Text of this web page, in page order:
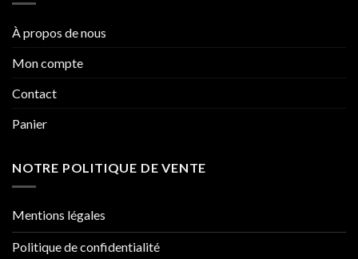
À propos de nous
Mon compte
Contact
Panier
NOTRE POLITIQUE DE VENTE
Mentions légales
Politique de confidentialité